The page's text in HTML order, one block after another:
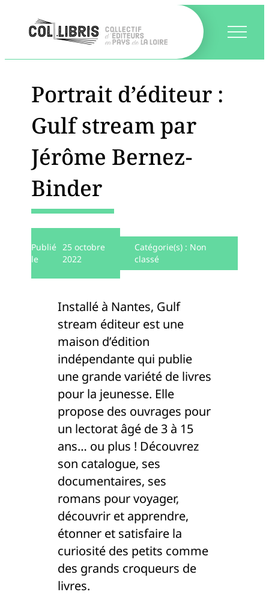
Portrait d’éditeur :
Gulf stream par
Jérôme Bernez-
Binder
Publié
le
25 octobre
2022
Catégorie(s) : Non
classé
Installé à Nantes, Gulf
stream éditeur est une
maison d’édition
indépendante qui publie
une grande variété de livres
pour la jeunesse. Elle
propose des ouvrages pour
un lectorat âgé de 3 à 15
ans… ou plus ! Découvrez
son catalogue, ses
documentaires, ses
romans pour voyager,
découvrir et apprendre,
étonner et satisfaire la
curiosité des petits comme
des grands croqueurs de
livres.